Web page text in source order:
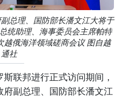
总理、国防部长潘文江大将于
统助理、海事委员会主席帕特
越俄海洋领域磋商会议 图自越
通社
联邦进行正式访问期间，
副总理、国防部长潘文江